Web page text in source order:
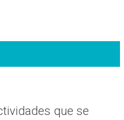
que se